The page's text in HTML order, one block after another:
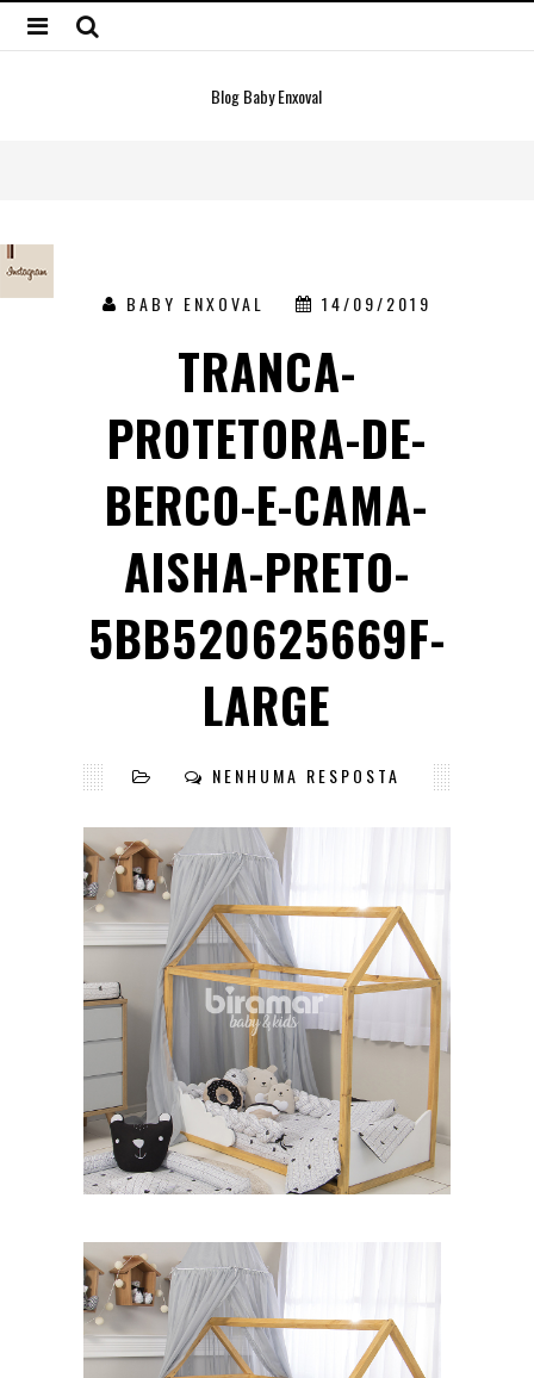
Blog Baby Enxoval
BABY ENXOVAL 14/09/2019
TRANCA-
PROTETORA-DE-
BERCO-E-CAMA-
AISHA-PRETO-
5BB520625669F-
LARGE
NENHUMA RESPOSTA